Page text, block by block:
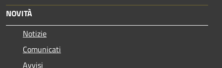
NOVITÀ
Notizie
Comunicati
Avvisi